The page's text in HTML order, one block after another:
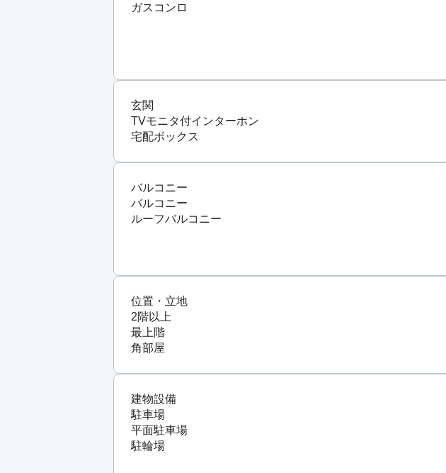
ガスコンロ
玄関
TVモニタ付インターホン
宅配ボックス
バルコニー
バルコニー
ルーフバルコニー
位置・立地
2階以上
最上階
角部屋
建物設備
駐車場
平面駐車場
駐輪場